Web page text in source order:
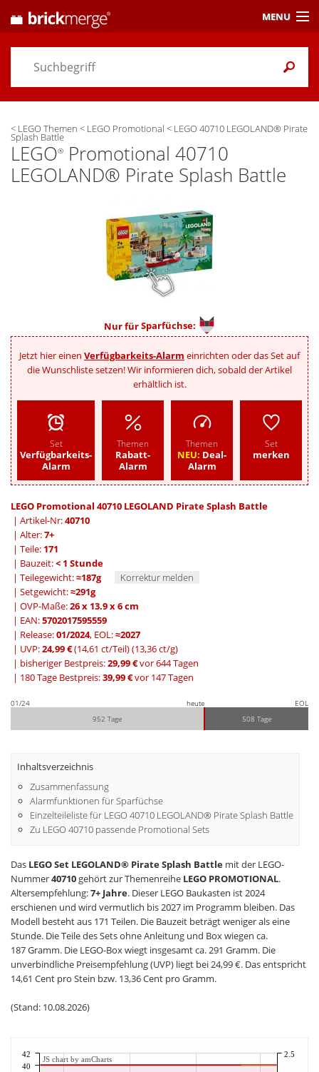
< LEGO Themen < LEGO Promotional < LEGO 40710 LEGOLAND® Pirate
Splash Battle
LEGO®
Promotional 40710
LEGOLAND® Pirate Splash Battle
Nur fürSparfüchse:
Jetzt hier einen Verfügbarkeits-Alarm einrichten oder das Set auf
die Wunschliste setzen! Wir informieren dich, sobald der Artikel
erhältlich ist.
Set
Verfügbarkeits-
Alarm
Themen
Rabatt-
Alarm
Themen
NEU: Deal-
Alarm
Set
merken
LEGO Promotional 40710 LEGOLAND Pirate Splash Battle
| Artikel-Nr:40710
| Alter:7+
| Teile: 171
| Bauzeit:< 1 Stunde
| Teilegewicht:≈187g
Korrektur melden
| Setgewicht:≈291g
| OVP-Maße:26 x 13.9 x 6 cm
| EAN:5702017595559
| Release:01/2024, EOL:≈2027
| UVP:24,99 €(14,61 ct/Teil)(13,36 ct/g)
| bisheriger Bestpreis:29,99 €vor 644 Tagen
| 180 Tage Bestpreis:39,99 €vor 147 Tagen
01/24 heute
EOL
952 Tage
508 Tage
Inhaltsverzeichnis
Zusammenfassung
Alarmfunktionen für Sparfüchse
Einzelteileliste für LEGO 40710 LEGOLAND® Pirate Splash Battle
Zu LEGO 40710 passende Promotional Sets
Das LEGO Set LEGOLAND® Pirate Splash Battle mit der LEGO-
Nummer40710gehört zur Themenreihe LEGO PROMOTIONAL.
Altersempfehlung:7+ Jahre. Dieser LEGO Baukasten ist 2024
erschienen und wird vermutlich bis 2027 im Programm bleiben. Das
Modell besteht aus 171 Teilen. Die Bauzeit beträgt weniger als eine
Stunde. Die Teile des Sets ohne Anleitung und Box wiegen ca.
187 Gramm. Die LEGO-Box wiegt insgesamt ca. 291 Gramm. Die
unverbindliche Preisempfehlung (UVP) liegt bei 24,99 €. Das entspricht
14,61 Cent pro Stein bzw. 13,36 Cent pro Gramm.
(Stand: 10.08.2026)
40
42 2.5
JS chart by amCharts
MENU
Preisvergleich
Themen/ Händler
Alarme& Wunschlisten